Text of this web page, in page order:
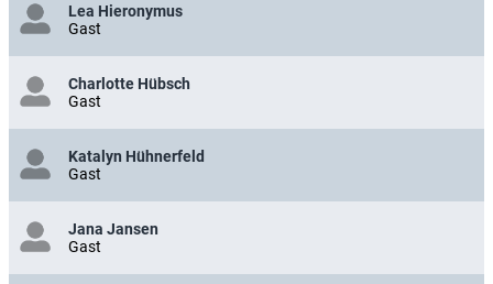
Lea Hieronymus
Gast
Charlotte Hübsch
Gast
Katalyn Hühnerfeld
Gast
Jana Jansen
Gast